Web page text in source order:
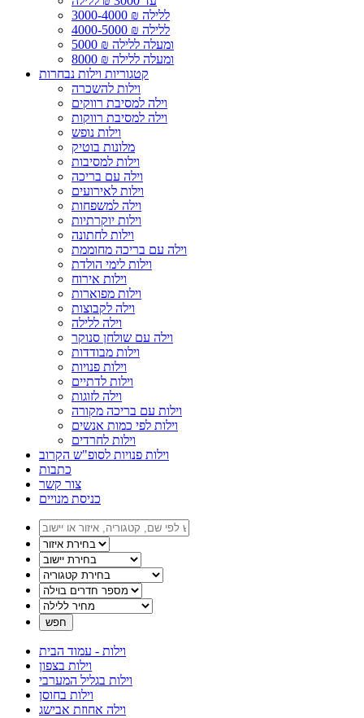
3000-4000 ₪ ללילה
4000-5000 ₪ ללילה
5000 ₪ ומעלה ללילה
8000 ₪ ומעלה ללילה
קטגוריות וילות נבחרות
וילות להשכרה
וילה למסיבת רווקים
וילה למסיבת רווקות
וילות נופש
מלונות בוטיק
וילות למסיבות
וילה עם בריכה
וילות לאירועים
וילה למשפחות
וילות יוקרתיות
וילות לחתונה
וילה עם בריכה מחוממת
וילות לימי הולדת
וילות אירוח
וילות מפוארות
וילה לקבוצות
וילה ללילה
וילה עם שולחן סנוקר
וילות מבודדות
וילות פנויות
וילות לדתיים
וילה לזוגות
וילות עם בריכה מקורה
וילות לפי כמות אנשים
וילות לחרדים
וילות פנויות לסופ"ש הקרוב
כתבות
צור קשר
כניסת מנויים
וילות - עמוד הבית
וילות בצפון
וילות בגליל המערבי
וילות בחוסן
וילה אחוזת אבישג